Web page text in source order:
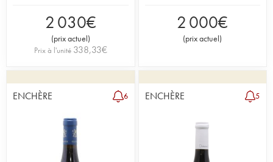
2 030€
(prix actuel)
Prix à l'unité 338,33€
2 000€
(prix actuel)
ENCHÈRE 6 ENCHÈRE 5